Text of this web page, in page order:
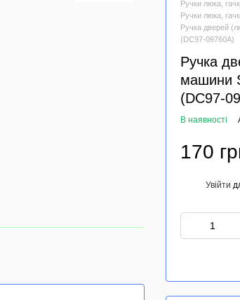
Ручки люка,
Ручки люка,
Ручка дверей
(DC97-09760A)
Ручка
машини
(DC97-
В наявності
170
Увійти